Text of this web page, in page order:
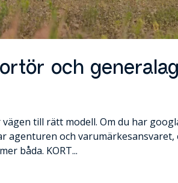
och
till rätt modell. Om du har
agenturen och varumärkesansvaret,
båda. KORT...